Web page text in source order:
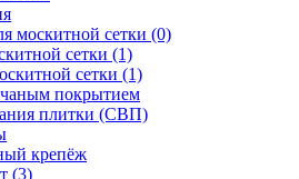
москитной сетки (0)
сетки (1)
сетки (1)
покрытием
плитки (СВП)
крепёж
(3)